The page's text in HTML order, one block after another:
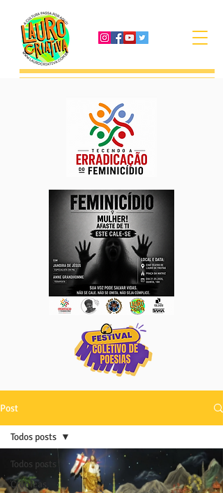
Post
Todos posts
Crônicas
Todos posts